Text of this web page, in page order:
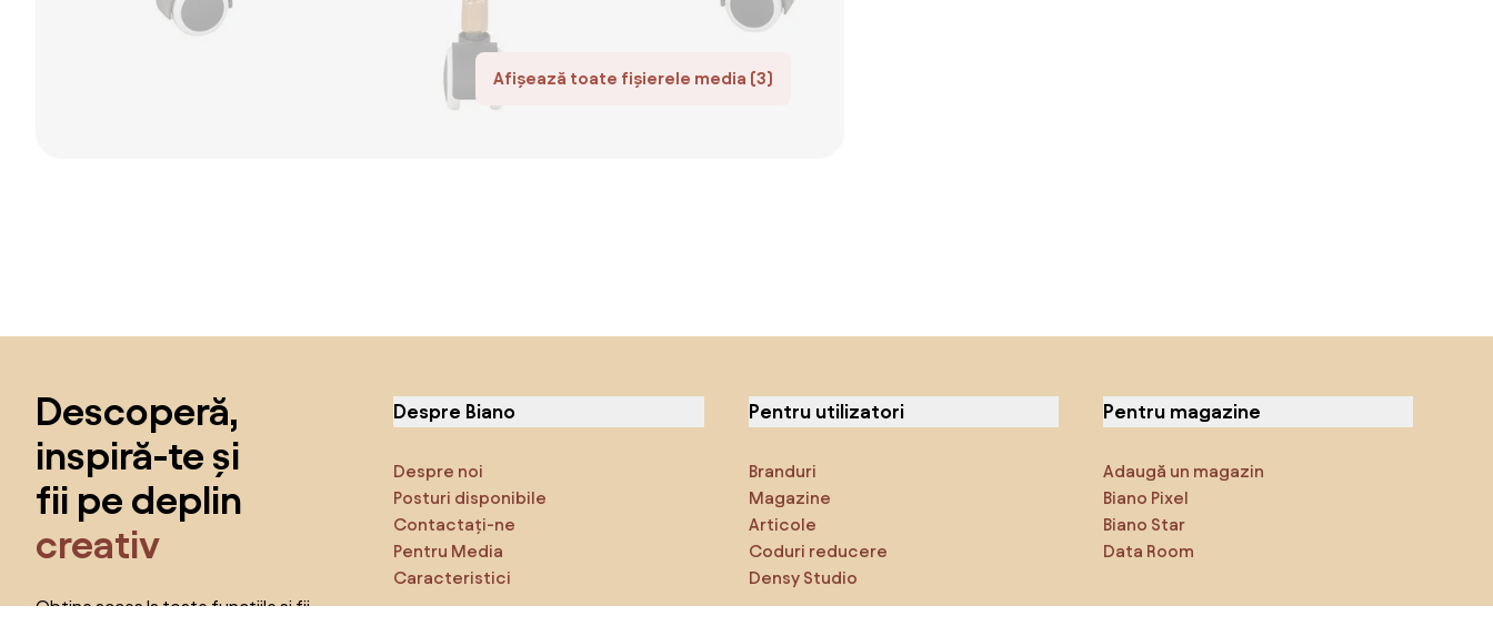
Afișează toate fișierele media (3)
Descoperă,
inspiră-te și
fii pe deplin
creativ
Obține acces la toate funcțiile și fii
Despre Biano
Despre noi
Posturi disponibile
Contactați-ne
Pentru Media
Caracteristici
Pentru utilizatori
Branduri
Magazine
Articole
Coduri reducere
Densy Studio
Pentru magazine
Adaugă un magazin
Biano Pixel
Biano Star
Data Room